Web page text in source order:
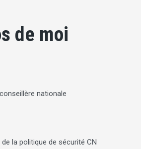
de moi
nationale
la politique de sécurité CN